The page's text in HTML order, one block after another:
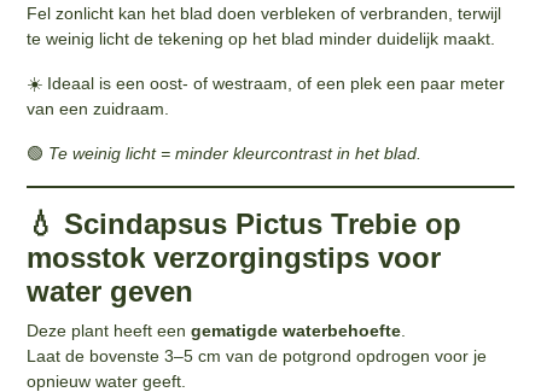
Fel zonlicht kan het blad doen verbleken of verbranden, terwijl
te weinig licht de tekening op het blad minder duidelijk maakt.
☀️ Ideaal is een oost- of westraam, of een plek een paar meter
van een zuidraam.
🟢 Te weinig licht = minder kleurcontrast in het blad.
💧 Scindapsus Pictus Trebie op
mosstok verzorgingstips voor
water geven
Deze plant heeft eengematigde waterbehoefte
Laat de bovenste 3–5 cm van de potgrond opdrogen voor je
opnieuw water geeft.